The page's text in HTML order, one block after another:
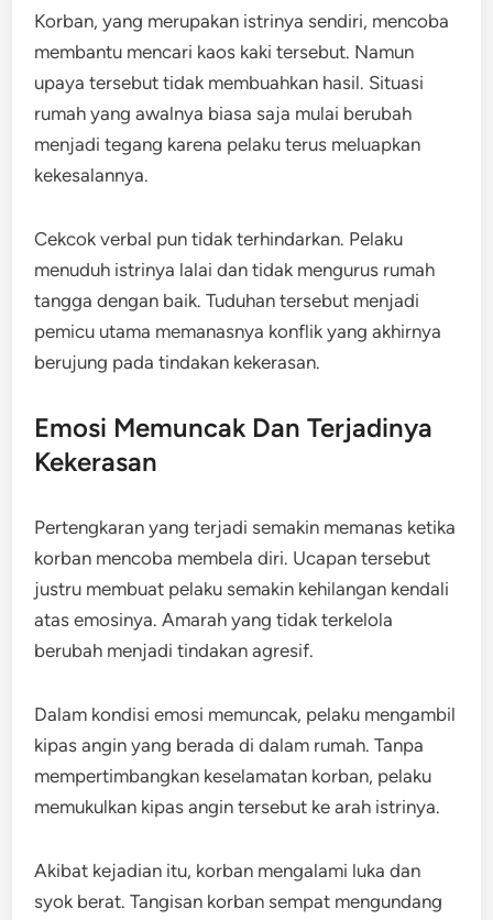
Korban, yang merupakan istrinya sendiri, mencoba
membantu mencari kaos kaki tersebut. Namun
upaya tersebut tidak membuahkan hasil. Situasi
rumah yang awalnya biasa saja mulai berubah
menjadi tegang karena pelaku terus meluapkan
kekesalannya.
Cekcok verbal pun tidak terhindarkan. Pelaku
menuduh istrinya lalai dan tidak mengurus rumah
tangga dengan baik. Tuduhan tersebut menjadi
pemicu utama memanasnya konflik yang akhirnya
berujung pada tindakan kekerasan.
Emosi Memuncak Dan Terjadinya
Kekerasan
Pertengkaran yang terjadi semakin memanas ketika
korban mencoba membela diri. Ucapan tersebut
justru membuat pelaku semakin kehilangan kendali
atas emosinya. Amarah yang tidak terkelola
berubah menjadi tindakan agresif.
Dalam kondisi emosi memuncak, pelaku mengambil
kipas angin yang berada di dalam rumah. Tanpa
mempertimbangkan keselamatan korban, pelaku
memukulkan kipas angin tersebut ke arah istrinya.
Akibat kejadian itu, korban mengalami luka dan
syok berat. Tangisan korban sempat mengundang